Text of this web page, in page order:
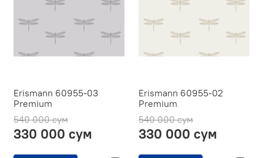
Erismann 60955-03
Premium
540 000 сум
330 000 сум
Erismann 60955-02
Premium
540 000 сум
330 000 сум